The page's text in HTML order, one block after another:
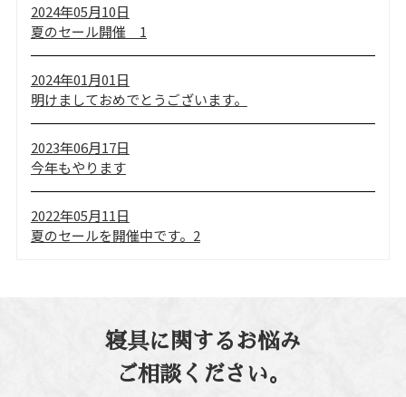
2024年05月10日
夏のセール開催 1
2024年01月01日
明けましておめでとうございます。
2023年06月17日
今年もやります
2022年05月11日
夏のセールを開催中です。2
寝具に関するお悩み
ご相談ください。